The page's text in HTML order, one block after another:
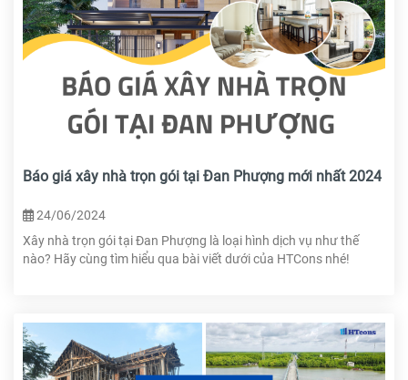
Báo giá xây nhà trọn gói tại Đan Phượng mới nhất 2024
24/06/2024
Xây nhà trọn gói tại Đan Phượng là loại hình dịch vụ như thế
nào? Hãy cùng tìm hiểu qua bài viết dưới của HTCons nhé!